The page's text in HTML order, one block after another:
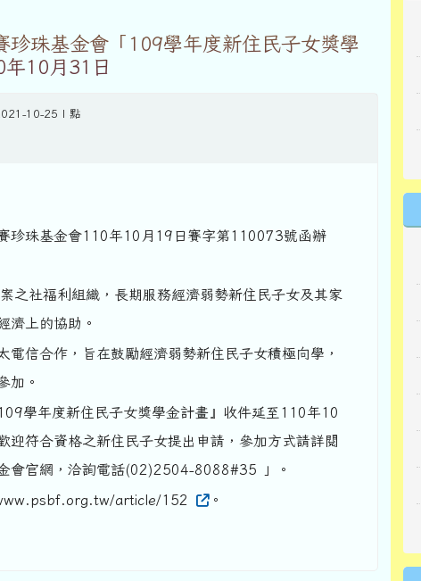
珍珠基金會「109學年度新住民子女獎學
10月31日
10-25 | 點
珍珠基金會110年10月19日賽字第110073號函辦
之社福利組織，長期服務經濟弱勢新住民子女及其家
濟上的協助。
電信合作，旨在鼓勵經濟弱勢新住民子女積極向學，
加。
學年度新住民子女獎學金計畫』收件延至110年10
迎符合資格之新住民子女提出申請，參加方式請詳閱
會官網，洽詢電話(02)2504-8088#35 」。
article/152 。